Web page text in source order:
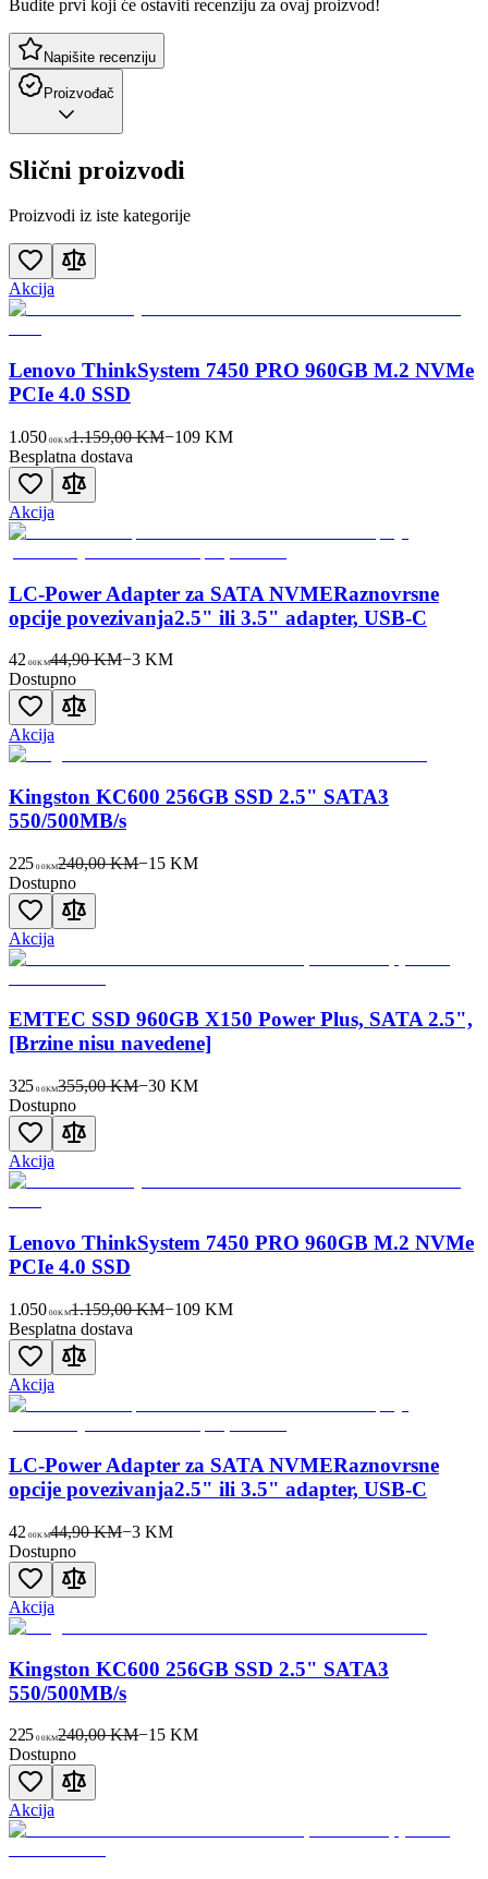
Budite prvi koji će ostaviti recenziju za ovaj proizvod!
Napišite recenziju
Proizvođač
Slični proizvodi
Proizvodi iz iste kategorije
Akcija
Lenovo ThinkSystem 7450 PRO 960GB M.2 NVMe
PCIe 4.0 SSD
1.050 00KM1.159,00 KM−109KM
Besplatna dostava
Akcija
LC-Power Adapter za SATA NVMERaznovrsne
opcije povezivanja2.5" ili 3.5" adapter, USB-C
42 00KM44,90 KM−3KM
Dostupno
Akcija
Kingston KC600 256GB SSD 2.5" SATA3
550/500MB/s
225 00KM240,00 KM−15 KM
Dostupno
Akcija
EMTEC SSD 960GB X150 Power Plus, SATA 2.5",
[Brzine nisu navedene]
325 00KM355,00 KM−30 KM
Dostupno
Akcija
Lenovo ThinkSystem 7450 PRO 960GB M.2 NVMe
PCIe 4.0 SSD
1.050 00KM1.159,00 KM−109KM
Besplatna dostava
Akcija
LC-Power Adapter za SATA NVMERaznovrsne
opcije povezivanja2.5" ili 3.5" adapter, USB-C
42 00KM44,90 KM−3KM
Dostupno
Akcija
Kingston KC600 256GB SSD 2.5" SATA3
550/500MB/s
225 00KM240,00 KM−15 KM
Dostupno
Akcija